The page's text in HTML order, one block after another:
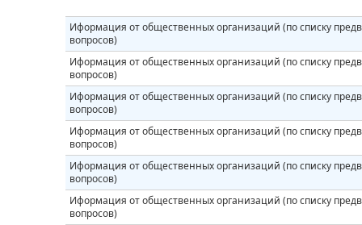
Иформация от общественных организаций (по списку
вопросов)
Иформация от общественных организаций (по списку
вопросов)
Иформация от общественных организаций (по списку
вопросов)
Иформация от общественных организаций (по списку
вопросов)
Иформация от общественных организаций (по списку
вопросов)
Иформация от общественных организаций (по списку
вопросов)